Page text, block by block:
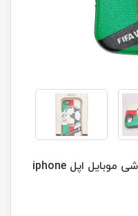
کاور مدل 21332 مناسب برای گوشی موبایل اپل iphone